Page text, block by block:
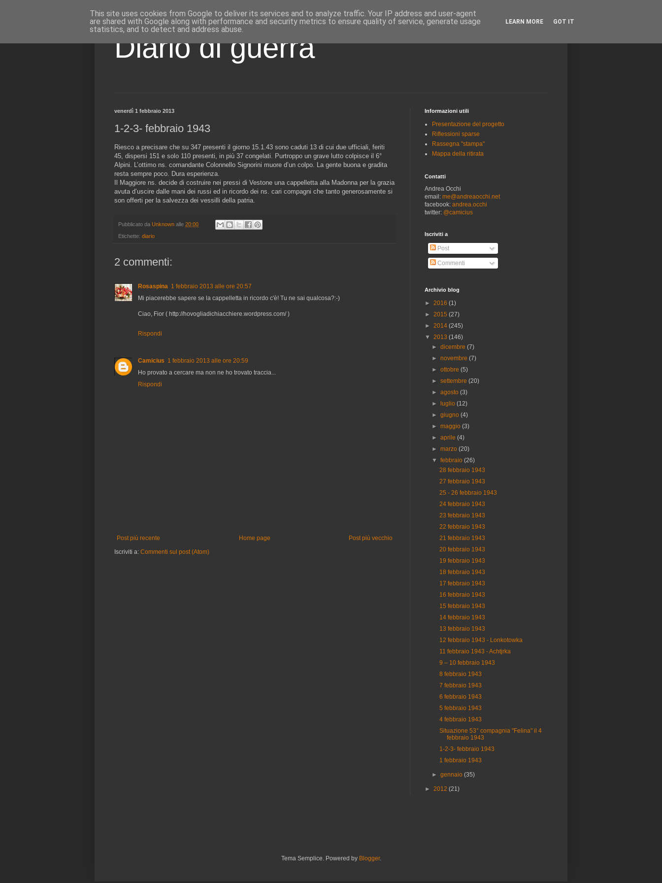
Diario di guerra
venerdì 1 febbraio 2013
1-2-3- febbraio 1943
Riesco a precisare che su 347 presenti il giorno 15.1.43 sono caduti 13 di cui due ufficiali, feriti
45, dispersi 151 e solo 110 presenti, in più 37 congelati. Purtroppo un grave lutto colpisce il 6°
Alpini. L’ottimo ns. comandante Colonnello Signorini muore d’un colpo. La gente buona e gradita
resta sempre poco. Dura esperienza.
Il Maggiore ns. decide di costruire nei pressi di Vestone una cappelletta alla Madonna per la grazia
avuta d’uscire dalle mani dei russi ed in ricordo dei ns. cari compagni che tanto generosamente si
son offerti per la salvezza dei vessilli della patria.
Pubblicato da Unknown alle 20:00
Etichette: diario
2 commenti:
Rosaspina 1 febbraio 2013 alle ore 20:57
Mi piacerebbe sapere se la cappelletta in ricordo c'è! Tu ne sai qualcosa?:-)
Ciao, Fior ( http://hovogliadichiacchiere.wordpress.com/ )
Rispondi
Camicius 1 febbraio 2013 alle ore 20:59
Ho provato a cercare ma non ne ho trovato traccia...
Rispondi
Post più recente Post più vecchio
Home page
Iscriviti a: Commenti sul post (Atom)
Informazioni utili
Presentazione del progetto
Riflessioni sparse
Rassegna "stampa"
Mappa della ritirata
Contatti
Andrea Occhi
email: me@andreaocchi.net
facebook: andrea.occhi
twitter: @camicius
Iscriviti a
Post
Commenti
Archivio blog
► 2016 (1)
► 2015 (27)
► 2014 (245)
▼ 2013 (146)
►dicembre(7)
►novembre(7)
►ottobre(5)
►settembre(20)
►agosto(3)
►
luglio(12)
►giugno(4)
►maggio(3)
►aprile(4)
►marzo(20)
▼febbraio(26)
28 febbraio 1943
27 febbraio 1943
25 - 26 febbraio 1943
24 febbraio 1943
23 febbraio 1943
22 febbraio 1943
21 febbraio 1943
20 febbraio 1943
19 febbraio 1943
18 febbraio 1943
17 febbraio 1943
16 febbraio 1943
15 febbraio 1943
14 febbraio 1943
13 febbraio 1943
12 febbraio 1943 - Lonkotowka
11 febbraio 1943 - Achtjrka
9 – 10 febbraio 1943
8 febbraio 1943
7 febbraio 1943
6 febbraio 1943
5 febbraio 1943
4 febbraio 1943
Situazione 53° compagnia "Felina" il 4
febbraio 1943
1-2-3- febbraio 1943
1 febbraio 1943
►gennaio(35)
► 2012 (21)
Tema Semplice. Powered by Blogger.
This site uses cookies from Google to deliver its services and to analyze traffic. Your IP address and user-agent
are shared with Google along with performance and security metrics to ensure quality of service, generate usage
statistics, and to detect and address abuse.
LEARN MORE GOT IT